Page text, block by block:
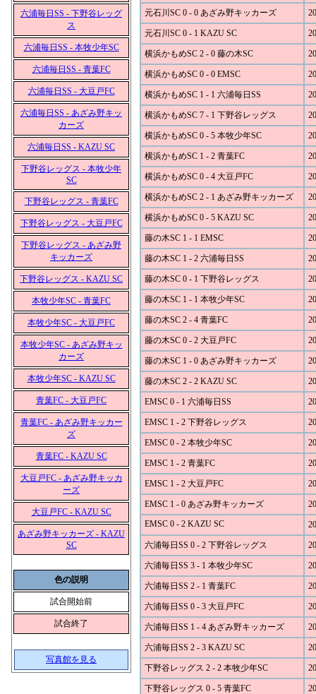
六浦毎日SS - 下野谷レッグ
ス
六浦毎日SS - 本牧少年SC
六浦毎日SS - 青葉FC
六浦毎日SS - 大豆戸FC
六浦毎日SS - あざみ野キッ
カーズ
六浦毎日SS - KAZU SC
下野谷レッグス - 本牧少年
SC
下野谷レッグス - 青葉FC
下野谷レッグス - 大豆戸FC
下野谷レッグス - あざみ野
キッカーズ
下野谷レッグス - KAZU SC
本牧少年SC - 青葉FC
本牧少年SC - 大豆戸FC
本牧少年SC - あざみ野キッ
カーズ
本牧少年SC - KAZU SC
青葉FC - 大豆戸FC
青葉FC - あざみ野キッカー
ズ
青葉FC - KAZU SC
大豆戸FC - あざみ野キッカ
ーズ
大豆戸FC - KAZU SC
あざみ野キッカーズ - KAZU
SC
色の説明
試合開始前
試合終了
写真館を見る
元石川SC 0 - 0 あざみ野キッカーズ
元石川SC 0 - 1 KAZU SC
横浜かもめSC 2 - 0 藤の木SC
横浜かもめSC 0 - 0 EMSC
横浜かもめSC 1 - 1 六浦毎日SS
横浜かもめSC 7 - 1 下野谷レッグス
横浜かもめSC 0 - 5 本牧少年SC
横浜かもめSC 1 - 2 青葉FC
横浜かもめSC 0 - 4 大豆戸FC
横浜かもめSC 2 - 1 あざみ野キッカーズ
横浜かもめSC 0 - 5 KAZU SC
藤の木SC 1 - 1 EMSC
藤の木SC 1 - 2 六浦毎日SS
藤の木SC 0 - 1 下野谷レッグス
藤の木SC 1 - 1 本牧少年SC
藤の木SC 2 - 4 青葉FC
藤の木SC 0 - 2 大豆戸FC
藤の木SC 1 - 0 あざみ野キッカーズ
藤の木SC 2 - 2 KAZU SC
EMSC 0 - 1 六浦毎日SS
EMSC 1 - 2 下野谷レッグス
EMSC 0 - 2 本牧少年SC
EMSC 1 - 2 青葉FC
EMSC 1 - 2 大豆戸FC
EMSC 1 - 0 あざみ野キッカーズ
EMSC 0 - 2 KAZU SC
六浦毎日SS 0 - 2 下野谷レッグス
六浦毎日SS 3 - 1 本牧少年SC
六浦毎日SS 2 - 1 青葉FC
六浦毎日SS 0 - 3 大豆戸FC
六浦毎日SS 1 - 4 あざみ野キッカーズ
六浦毎日SS 2 - 3 KAZU SC
下野谷レッグス 2 - 2 本牧少年SC
下野谷レッグス 0 - 5 青葉FC